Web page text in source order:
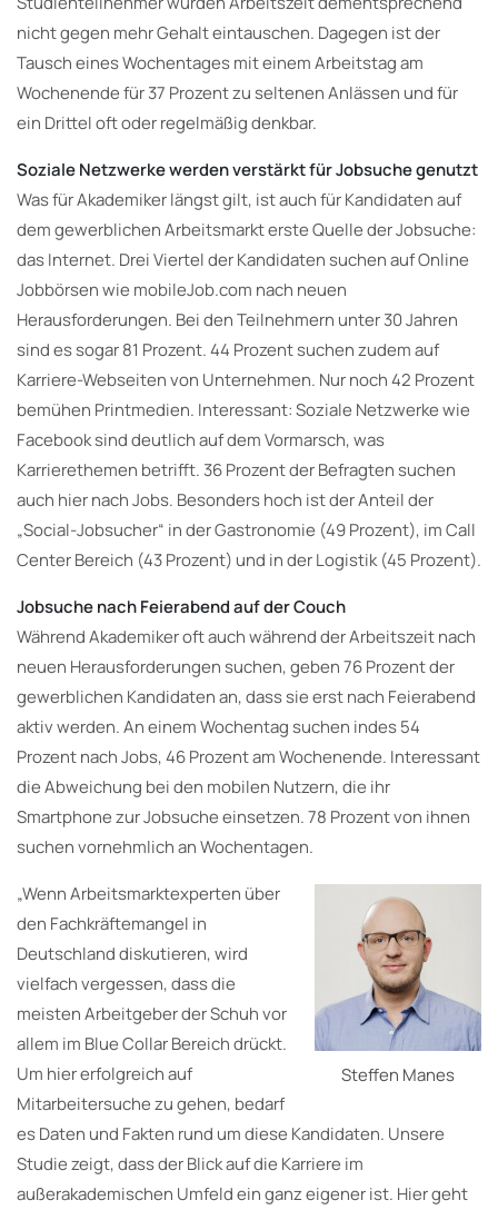
nicht gegen mehr Gehalt eintauschen. Dagegen ist der
Tausch eines Wochentages mit einem Arbeitstag am
Wochenende für 37 Prozent zu seltenen Anlässen und für
ein Drittel oft oder regelmäßig denkbar.
Soziale Netzwerke werden verstärkt für Jobsuche genutzt
Was für Akademiker längst gilt, ist auch für Kandidaten auf
dem gewerblichen Arbeitsmarkt erste Quelle der Jobsuche:
das Internet. Drei Viertel der Kandidaten suchen auf Online
Jobbörsen wie mobileJob.com nach neuen
Herausforderungen. Bei den Teilnehmern unter 30 Jahren
sind es sogar 81 Prozent. 44 Prozent suchen zudem auf
Karriere-Webseiten von Unternehmen. Nur noch 42 Prozent
bemühen Printmedien. Interessant: Soziale Netzwerke wie
Facebook sind deutlich auf dem Vormarsch, was
Karrierethemen betrifft. 36 Prozent der Befragten suchen
auch hier nach Jobs. Besonders hoch ist der Anteil der
„Social-Jobsucher“ in der Gastronomie (49 Prozent), im Call
Center Bereich (43 Prozent) und in der Logistik (45 Prozent).
Jobsuche nach Feierabend auf der Couch
Während Akademiker oft auch während der Arbeitszeit nach
neuen Herausforderungen suchen, geben 76 Prozent der
gewerblichen Kandidaten an, dass sie erst nach Feierabend
aktiv werden. An einem Wochentag suchen indes 54
Prozent nach Jobs, 46 Prozent am Wochenende. Interessant
die Abweichung bei den mobilen Nutzern, die ihr
Smartphone zur Jobsuche einsetzen. 78 Prozent von ihnen
suchen vornehmlich an Wochentagen.
Steffen Manes
„Wenn Arbeitsmarktexperten über
den Fachkräftemangel in
Deutschland diskutieren, wird
vielfach vergessen, dass die
meisten Arbeitgeber der Schuh vor
allem im Blue Collar Bereich drückt.
Um hier erfolgreich auf
Mitarbeitersuche zu gehen, bedarf
es Daten und Fakten rund um diese Kandidaten. Unsere
Studie zeigt, dass der Blick auf die Karriere im
außerakademischen Umfeld ein ganz eigener ist. Hier geht